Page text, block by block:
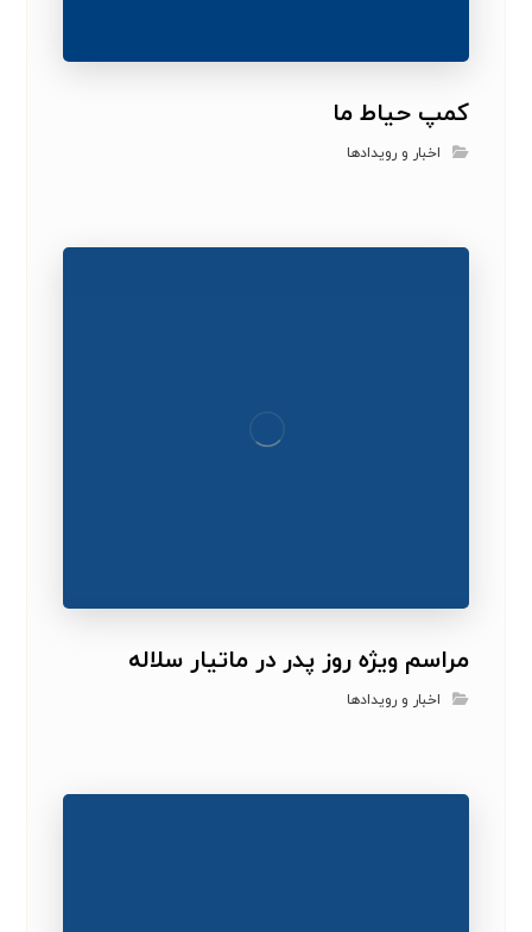
کمپ حیاط ما
اخبار و رویدادها
مراسم ویژه روز پدر در ماتیار سلاله
اخبار و رویدادها